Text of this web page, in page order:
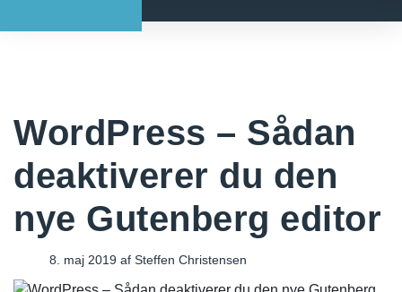
WordPress – Sådan
deaktiverer du den
nye Gutenberg editor
8. maj 2019 af Steffen Christensen